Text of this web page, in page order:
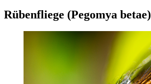
Rübenfliege (Pegomya betae)